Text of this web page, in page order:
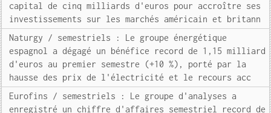
capital de cinq milliards d'euros pour accroître ses
investissements sur les marchés américain et britann
Naturgy / semestriels : Le groupe énergétique
espagnol a dégagé un bénéfice record de 1,15 milliard
d'euros au premier semestre (+10 %), porté par la
hausse des prix de l'électricité et le recours acc
Eurofins / semestriels : Le groupe d'analyses a
enregistré un chiffre d'affaires semestriel record de